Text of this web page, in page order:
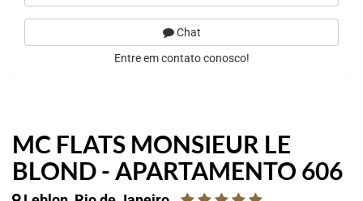
MC FLATS MONSIEUR LE
BLOND - APARTAMENTO 606
Chat
Entre em contato conosco!